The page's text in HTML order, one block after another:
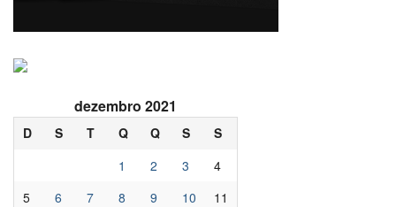
dezembro 2021
D S T Q Q S
S
1
2 3
4
5
6 7 8 9 10
11